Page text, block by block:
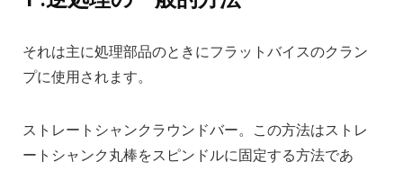
それは主に処理部品のときにフラットバイスのクラン
プに使用されます。
ストレートシャンクラウンドバー。この方法はストレ
ートシャンク丸棒をスピンドルに固定する方法であ